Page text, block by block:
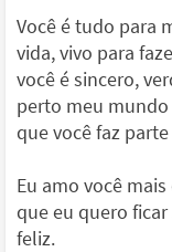
Você é tudo para
vida, vivo para
você é sincero,
perto meu
que você faz
Eu amo você
que eu quero
feliz.